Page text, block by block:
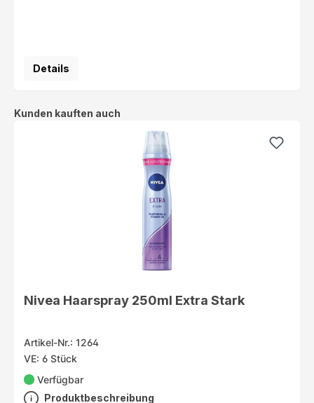
Details
Produktgalerie überspringen
Kunden kauften auch
Nivea Haarspray 250ml Extra Stark
Artikel-Nr.: 1264
VE: 6 Stück
Verfügbar
Produktbeschreibung